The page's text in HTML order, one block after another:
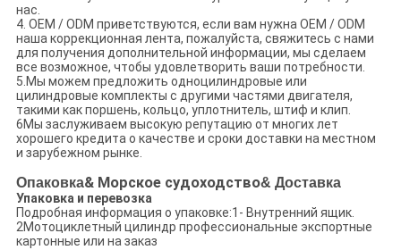
нас.
4. OEM / ODM приветствуются, если вам нужна OEM / ODM
наша коррекционная лента, пожалуйста, свяжитесь с нами
для получения дополнительной информации, мы сделаем
все возможное, чтобы удовлетворить ваши потребности.
5.Мы можем предложить одноцилиндровые или
цилиндровые комплекты с другими частями двигателя,
такими как поршень, кольцо, уплотнитель, штиф и клип.
6Мы заслуживаем высокую репутацию от многих лет
хорошего кредита о качестве и сроки доставки на местном
и зарубежном рынке.
Опаковка& Морское судоходство& Доставка
Упаковка и перевозка
Подробная информация о упаковке:1- Внутренний ящик.
2Мотоциклетный цилиндр профессиональные экспортные
картонные или на заказ